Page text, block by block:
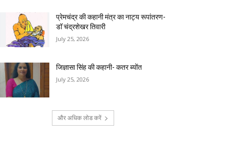
प्रेमचंद्र की कहानी मंत्र का नाट्य रूपांतरण-
डॉ चंद्रशेखर तिवारी
July 25, 2026
जिज्ञासा सिंह की कहानी- कतर ब्योंत
July 25, 2026
और अधिक लोड करें